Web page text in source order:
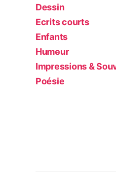
Dessin
Ecrits courts
Enfants
Humeur
Impressions &
Poésie